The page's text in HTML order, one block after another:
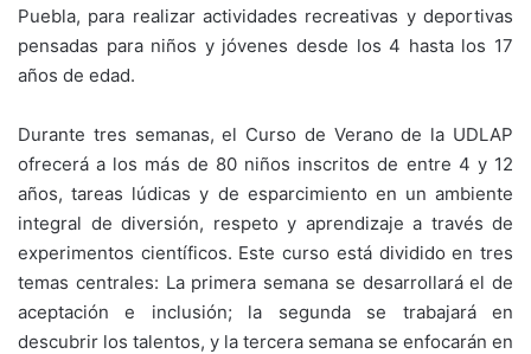
Puebla, para realizar actividades recreativas y deportivas
pensadas para niños y jóvenes desde los 4 hasta los 17
años de edad.
Durante tres semanas, el Curso de Verano de la UDLAP
ofrecerá a los más de 80 niños inscritos de entre 4 y 12
años, tareas lúdicas y de esparcimiento en un ambiente
integral de diversión, respeto y aprendizaje a través de
experimentos científicos. Este curso está dividido en tres
temas centrales: La primera semana se desarrollará el de
aceptación e inclusión; la segunda se trabajará en
descubrir los talentos, y la tercera semana se enfocarán en